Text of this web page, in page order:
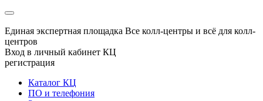
Единая экспертная площадка Все колл-центры и всё для колл-
центров
Вход в личный кабинет КЦ
регистрация
Каталог КЦ
ПО и телефония